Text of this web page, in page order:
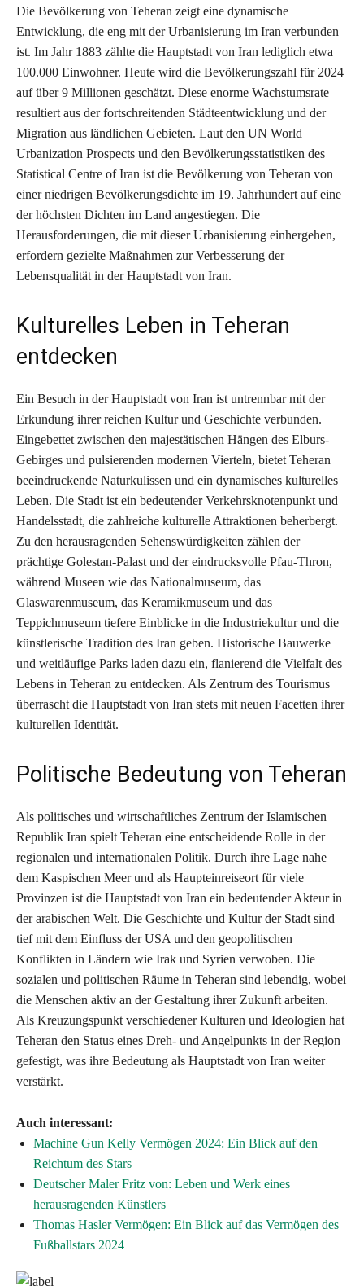
Die Bevölkerung von Teheran zeigt eine dynamische
Entwicklung, die eng mit der Urbanisierung im Iran verbunden
ist. Im Jahr 1883 zählte die Hauptstadt von Iran lediglich etwa
100.000 Einwohner. Heute wird die Bevölkerungszahl für 2024
auf über 9 Millionen geschätzt. Diese enorme Wachstumsrate
resultiert aus der fortschreitenden Städteentwicklung und der
Migration aus ländlichen Gebieten. Laut den UN World
Urbanization Prospects und den Bevölkerungsstatistiken des
Statistical Centre of Iran ist die Bevölkerung von Teheran von
einer niedrigen Bevölkerungsdichte im 19. Jahrhundert auf eine
der höchsten Dichten im Land angestiegen. Die
Herausforderungen, die mit dieser Urbanisierung einhergehen,
erfordern gezielte Maßnahmen zur Verbesserung der
Lebensqualität in der Hauptstadt von Iran.
Kulturelles Leben in Teheran
entdecken
Ein Besuch in der Hauptstadt von Iran ist untrennbar mit der
Erkundung ihrer reichen Kultur und Geschichte verbunden.
Eingebettet zwischen den majestätischen Hängen des Elburs-
Gebirges und pulsierenden modernen Vierteln, bietet Teheran
beeindruckende Naturkulissen und ein dynamisches kulturelles
Leben. Die Stadt ist ein bedeutender Verkehrsknotenpunkt und
Handelsstadt, die zahlreiche kulturelle Attraktionen beherbergt.
Zu den herausragenden Sehenswürdigkeiten zählen der
prächtige Golestan-Palast und der eindrucksvolle Pfau-Thron,
während Museen wie das Nationalmuseum, das
Glaswarenmuseum, das Keramikmuseum und das
Teppichmuseum tiefere Einblicke in die Industriekultur und die
künstlerische Tradition des Iran geben. Historische Bauwerke
und weitläufige Parks laden dazu ein, flanierend die Vielfalt des
Lebens in Teheran zu entdecken. Als Zentrum des Tourismus
überrascht die Hauptstadt von Iran stets mit neuen Facetten ihrer
kulturellen Identität.
Politische Bedeutung von Teheran
Als politisches und wirtschaftliches Zentrum der Islamischen
Republik Iran spielt Teheran eine entscheidende Rolle in der
regionalen und internationalen Politik. Durch ihre Lage nahe
dem Kaspischen Meer und als Haupteinreiseort für viele
Provinzen ist die Hauptstadt von Iran ein bedeutender Akteur in
der arabischen Welt. Die Geschichte und Kultur der Stadt sind
tief mit dem Einfluss der USA und den geopolitischen
Konflikten in Ländern wie Irak und Syrien verwoben. Die
sozialen und politischen Räume in Teheran sind lebendig, wobei
die Menschen aktiv an der Gestaltung ihrer Zukunft arbeiten.
Als Kreuzungspunkt verschiedener Kulturen und Ideologien hat
Teheran den Status eines Dreh- und Angelpunkts in der Region
gefestigt, was ihre Bedeutung als Hauptstadt von Iran weiter
verstärkt.
Auch interessant:
Machine Gun Kelly Vermögen 2024: Ein Blick auf den
Reichtum des Stars
Deutscher Maler Fritz von: Leben und Werk eines
herausragenden Künstlers
Thomas Hasler Vermögen: Ein Blick auf das Vermögen des
Fußballstars 2024